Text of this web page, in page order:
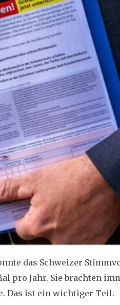
das Schweizer
pro Jahr. Sie brachten
Das ist ein wichtiger Teil.